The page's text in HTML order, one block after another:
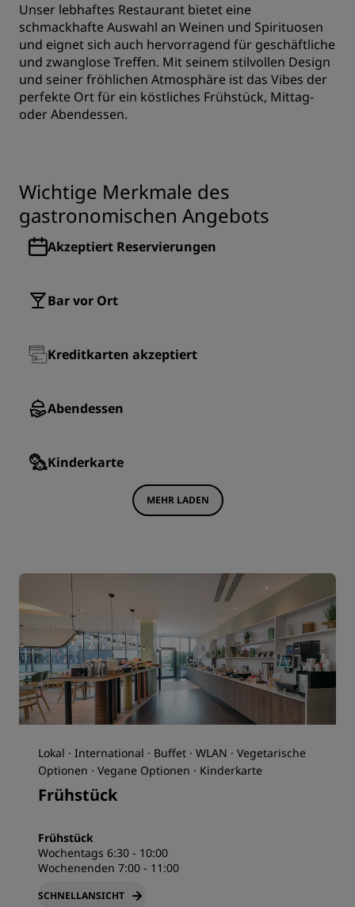
Unser lebhaftes Restaurant bietet eine
schmackhafte Auswahl an Weinen und Spirituosen
und eignet sich auch hervorragend für geschäftliche
und zwanglose Treffen. Mit seinem stilvollen Design
und seiner fröhlichen Atmosphäre ist das Vibes der
perfekte Ort für ein köstliches Frühstück, Mittag-
oder Abendessen.
Wichtige Merkmale des
gastronomischen Angebots
Akzeptiert Reservierungen
Bar vor Ort
Kreditkarten akzeptiert
Abendessen
Kinderkarte
MEHR LADEN
Lokal · International · Buffet · WLAN · Vegetarische
Optionen · Vegane Optionen · Kinderkarte
Frühstück
Frühstück
Wochentags 6:30 - 10:00
Wochenenden 7:00 - 11:00
SCHNELLANSICHT